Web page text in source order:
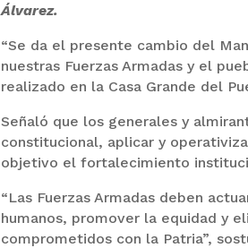
Álvarez.
“Se da el presente cambio del
nuestras Fuerzas Armadas y el
realizado en la Casa Grande del
Señaló que los generales y
constitucional, aplicar y
objetivo el fortalecimiento
“Las Fuerzas Armadas deben
humanos, promover la equidad y
comprometidos con la Patria”,